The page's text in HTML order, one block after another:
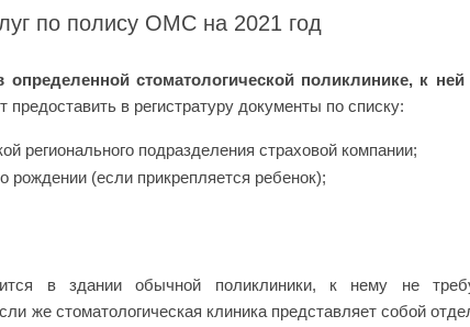
по полису ОМС на 2021 год
стоматологической поликлинике, к ней
предоставить в регистратуру документы по списку:
регионального подразделения страховой компании;
рождении (если прикрепляется ребенок);
в здании обычной поликлиники, к нему не
же стоматологическая клиника представляет собой